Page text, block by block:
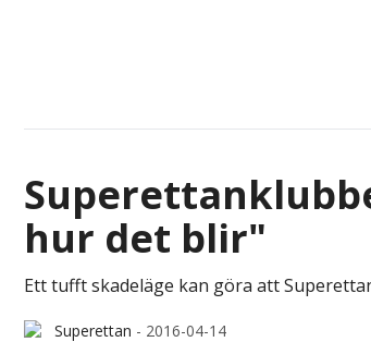
hur det blir"
Ett tufft skadeläge kan göra att
Superettan - 2016-04-14